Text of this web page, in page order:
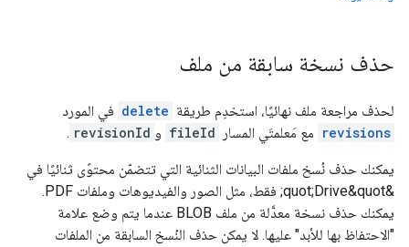
حذف نسخة سابقة من ملف
لحذف مراجعة ملف نهائيًا، استخدِم طريقة delete في المورد
revisions مع مَعلمتَي المسار fileId و revisionId
.
يمكنك حذف نُسخ ملفات البيانات الثنائية التي تتضمّن محتوًى ثنائيًا في
&quot;Drive&quot; فقط، مثل الصور والفيديوهات وملفات PDF.
يمكنك حذف نسخة معدَّلة من ملف BLOB عندما يتم وضع علامة
"الاحتفاظ بها للأبد" عليها. لا يمكن حذف النُسخ السابقة من الملفات